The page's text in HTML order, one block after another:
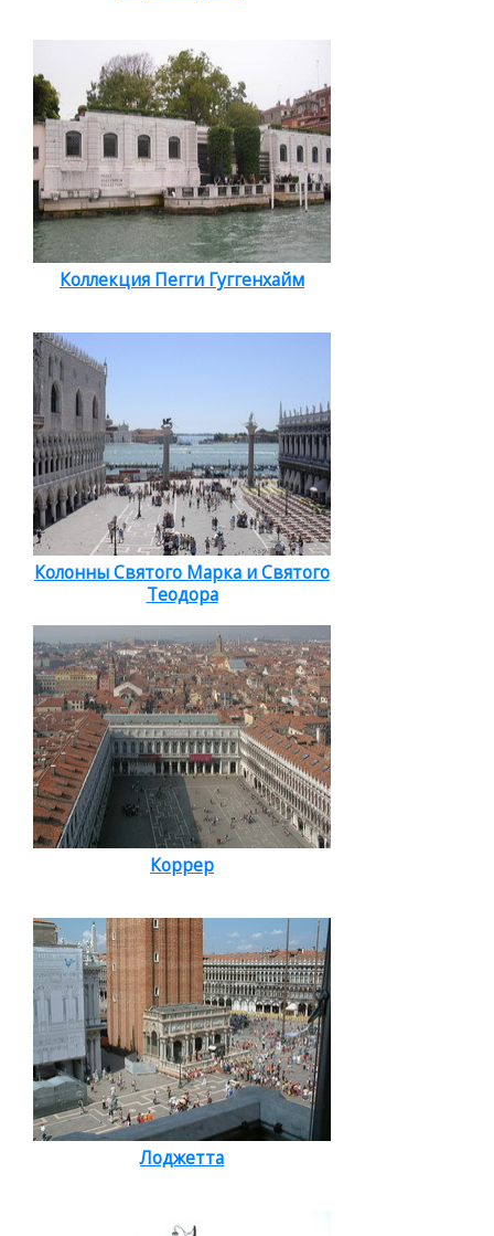
Коллекция Пегги Гуггенхайм
Колонны Святого Марка и Святого
Теодора
Коррер
Лоджетта